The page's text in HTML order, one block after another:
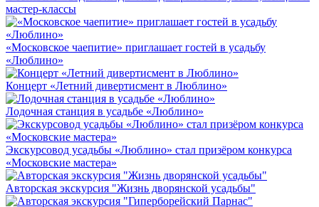
мастер-классы
«Московское чаепитие» приглашает гостей в усадьбу
«Люблино»
Концерт «Летний дивертисмент в Люблино»
Лодочная станция в усадьбе «Люблино»
Экскурсовод усадьбы «Люблино» стал призёром конкурса
«Московские мастера»
Авторская экскурсия "Жизнь дворянской усадьбы"